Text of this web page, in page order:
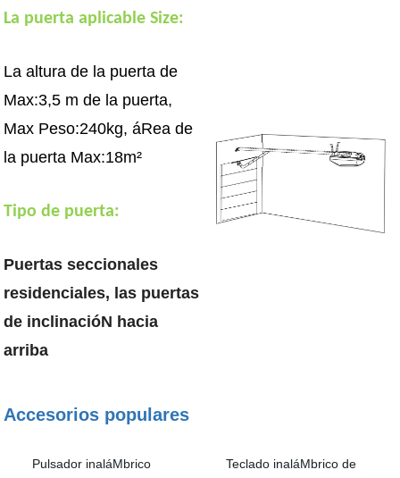
La puerta aplicable Size:
La altura de la puerta de
Max:3,5 m de la puerta,
Max Peso:240kg, áRea de
la puerta Max:18m²
Tipo de puerta:
Puertas seccionales
residenciales, las puertas
de inclinacióN hacia
arriba
Accesorios populares
Pulsador inaláMbrico Teclado inaláMbrico de